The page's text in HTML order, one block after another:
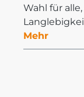
Wahl für
Mehr